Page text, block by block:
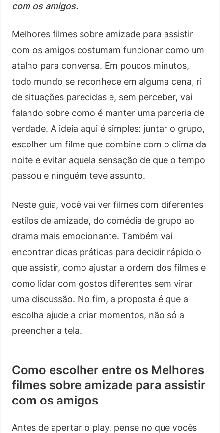
com os amigos.
Melhores filmes sobre amizade para assistir
com os amigos costumam funcionar como um
atalho para conversa. Em poucos minutos,
todo mundo se reconhece em alguma cena, ri
de situações parecidas e, sem perceber, vai
falando sobre como é manter uma parceria de
verdade. A ideia aqui é simples: juntar o grupo,
escolher um filme que combine com o clima da
noite e evitar aquela sensação de que o tempo
passou e ninguém teve assunto.
Neste guia, você vai ver filmes com diferentes
estilos de amizade, do comédia de grupo ao
drama mais emocionante. Também vai
encontrar dicas práticas para decidir rápido o
que assistir, como ajustar a ordem dos filmes e
como lidar com gostos diferentes sem virar
uma discussão. No fim, a proposta é que a
escolha ajude a criar momentos, não só a
preencher a tela.
Como escolher entre os Melhores
filmes sobre amizade para assistir
com os amigos
Antes de apertar o play, pense no que vocês